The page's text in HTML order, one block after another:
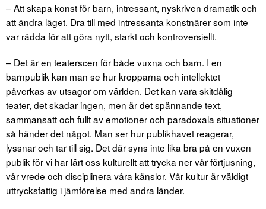
– Att skapa konst för barn, intressant, nyskriven dramatik och
att ändra läget. Dra till med intressanta konstnärer som inte
var rädda för att göra nytt, starkt och kontroversiellt.
– Det är en teaterscen för både vuxna och barn. I en
barnpublik kan man se hur kropparna och intellektet
påverkas av utsagor om världen. Det kan vara skitdålig
teater, det skadar ingen, men är det spännande text,
sammansatt och fullt av emotioner och paradoxala situationer
så händer det något. Man ser hur publikhavet reagerar,
lyssnar och tar till sig. Det där syns inte lika bra på en vuxen
publik för vi har lärt oss kulturellt att trycka ner vår förtjusning,
vår vrede och disciplinera våra känslor. Vår kultur är väldigt
uttrycksfattig i jämförelse med andra länder.